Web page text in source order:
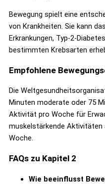
Bewegung spielt eine
von Krankheiten. Sie kann
Erkrankungen, Typ-2-
bestimmten Krebsarten
Empfohlene
Die
Minuten moderate oder 75
Aktivität pro Woche für
muskelstärkende Aktivitäten
Woche.
FAQs zu Kapitel 2
Wie beeinflusst